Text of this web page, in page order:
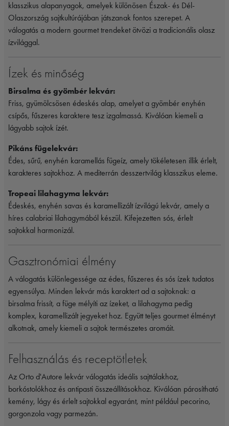
klasszikus alapanyagok, amelyek különösen Észak- és Dél-
Olaszország sajtkultúrájában játszanak fontos szerepet. A
válogatás a modern gourmet trendeket ötvözi a tradicionális olasz
ízvilággal.
Ízek és minőség
Birsalma és gyömbér lekvár:
Friss, gyümölcsösen édeskés alap, amelyet a gyömbér enyhén
csípős, fűszeres karaktere tesz izgalmassá. Kiválóan kiemeli a
lágyabb sajtok ízét.
Pikáns fügelekvár:
Édes, sűrű, enyhén karamellás fügeíz, amely tökéletesen illik érlelt,
karakteres sajtokhoz. A mediterrán desszertvilág klasszikus eleme.
Tropeai lilahagyma lekvár:
Édeskés, enyhén savas és karamellizált ízvilágú lekvár, amely a
híres calabriai lilahagymából készül. Kifejezetten sós, érlelt
sajtokkal harmonizál.
Gasztronómiai élmény
A válogatás különlegessége az édes, fűszeres és sós ízek tudatos
egyensúlya. Minden lekvár más karaktert ad a sajtoknak: a
birsalma frissít, a füge mélyíti az ízeket, a lilahagyma pedig
komplex, karamellizált jegyeket hoz. Együtt teljes gourmet élményt
alkotnak, amely kiemeli a sajtok természetes aromáit.
Felhasználás és receptötletek
Az Orto d'Autore lekvár válogatás ideális sajttálakhoz,
borkóstolókhoz és antipasti összeállításokhoz. Kiválóan párosítható
kemény, lágy és érlelt sajtokkal egyaránt, mint például pecorino,
gorgonzola vagy parmezán.